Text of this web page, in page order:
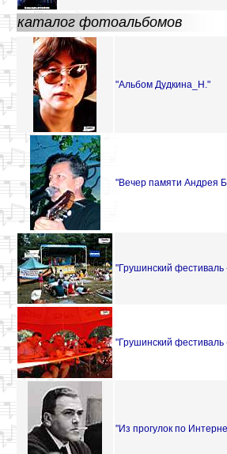
каталог фотоальбомов
"Альбом Дудкина_Н."
"Вечер памяти Андрея
"Грушинский фестиваль
"Грушинский фестиваль
"Из прогулок по